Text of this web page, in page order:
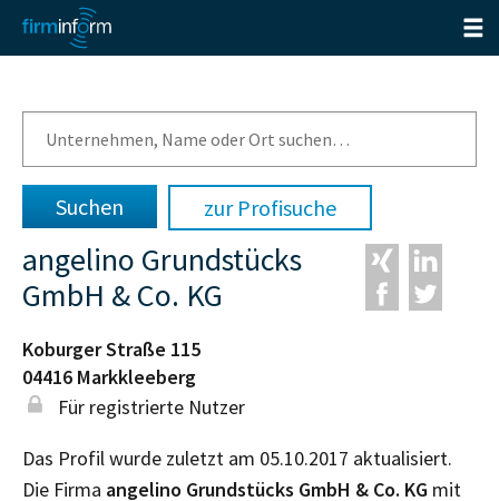
zur Profisuche
angelino Grundstücks
GmbH & Co. KG
Koburger Straße 115
04416 Markkleeberg
Für registrierte Nutzer
Das Profil wurde zuletzt am 05.10.2017 aktualisiert.
Die Firma angelino Grundstücks GmbH & Co. KG mit